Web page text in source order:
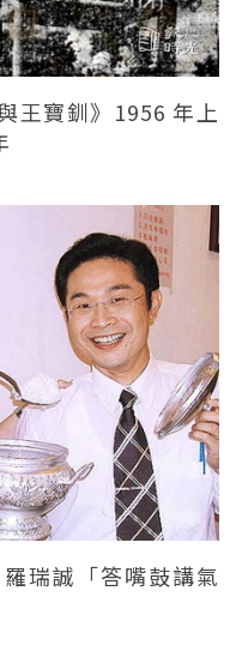
王寶釧》1956 年上
瑞誠「答嘴鼓講氣